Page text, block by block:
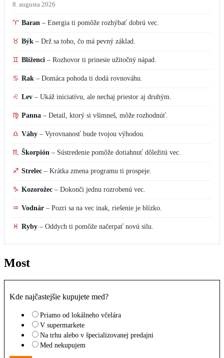
8. augusta 2026
♈ Baran – Energia ti pomôže rozhýbať dobrú vec.
♉ Býk – Drž sa toho, čo má pevný základ.
♊ Blíženci – Rozhovor ti prinesie užitočný nápad.
♋ Rak – Domáca pohoda ti dodá rovnováhu.
♌ Lev – Ukáž iniciatívu, ale nechaj priestor aj druhým.
♍ Panna – Detail, ktorý si všimneš, môže rozhodnúť.
♎ Váhy – Vyrovnanosť bude tvojou výhodou.
♏ Škorpión – Sústredenie pomôže dotiahnuť dôležitú vec.
♐ Strelec – Krátka zmena programu ti prospeje.
♑ Kozorožec – Dokonči jednu rozrobenú vec.
♒ Vodnár – Pozri sa na vec inak, riešenie je blízko.
♓ Ryby – Oddych ti pomôže načerpať novú silu.
Most
Kde najčastejšie kupujete med?
Priamo od lokálneho včelára
V supermarkete
Na trhu alebo v špecializovanej predajni
Med nekupujem